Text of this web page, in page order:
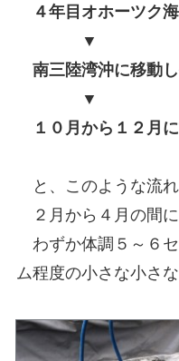
４年目オホーツク
▼
南三陸湾沖に移動
▼
１０月から１２月
と、このような流れ
２月から４月の間に
わずか体調５～６
ム程度の小さな小さな